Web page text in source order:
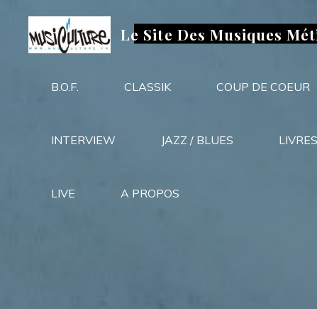
contenu
Le Site Des Musiques
B.O.F. CLASSIK COUP DE COEUR
INTERVIEW JAZZ / BLUES LIVRES
LIVE A PROPOS